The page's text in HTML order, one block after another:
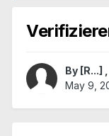
By [R...]
May 9,